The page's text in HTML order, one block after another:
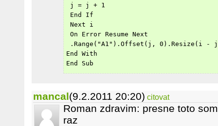
j = j + 1
End If
Next i
On Error Resume Next
.Range("A1").Offset(j, 0).Resize(i -
End With
End Sub
mancal(9.2.2011 20:20) citovat
Roman zdravim: presne toto
raz